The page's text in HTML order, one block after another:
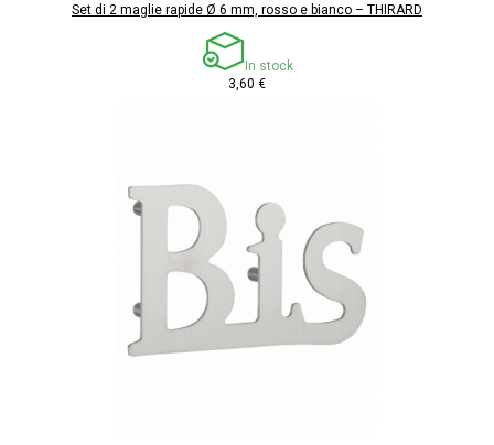
Set di 2 maglie rapide Ø 6 mm, rosso e bianco – THIRARD
In stock
3,60 €